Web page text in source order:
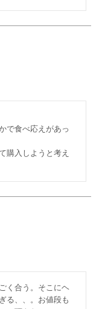
で食べ応えがあっ
購入しようと考え
く合う。そこにヘ
る、、。お値段も